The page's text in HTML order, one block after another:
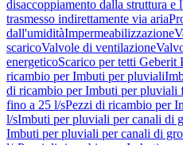
disaccoppiamento dalla struttura e
trasmesso indirettamente via aria
dall'umiditàImpermeabilizzazione
scaricoValvole di ventilazione
energeticoScarico per tetti Geberit
ricambio per Imbuti per pluviali
di ricambio per Imbuti per pluviali
fino a 25 l/sPezzi di ricambio per
l/sImbuti per pluviali per canali di
Imbuti per pluviali per canali di